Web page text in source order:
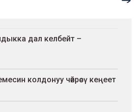
дал келбейт –
колдонуу чөйрөсү кеңеет